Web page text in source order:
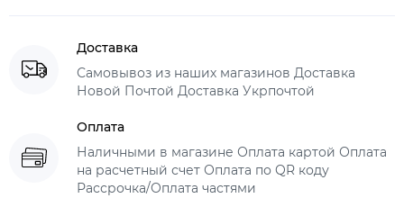
Доставка
Самовывоз из наших магазинов Доставка
Новой Почтой Доставка Укрпочтой
Оплата
Наличными в магазине Оплата картой Оплата
на расчетный счет Оплата по QR коду
Рассрочка/Оплата частями